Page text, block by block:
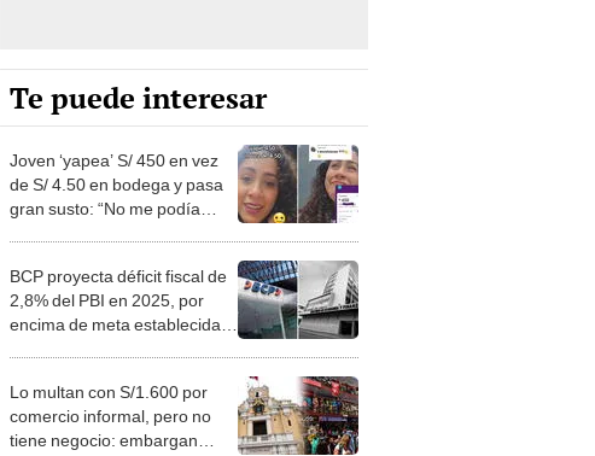
Te puede interesar
Joven ‘yapea’ S/ 450 en vez
de S/ 4.50 en bodega y pasa
gran susto: “No me podía
BCP proyecta déficit fiscal de
2,8% del PBI en 2025, por
encima de meta establecida
Lo multan con S/1.600 por
comercio informal, pero no
tiene negocio: embargan